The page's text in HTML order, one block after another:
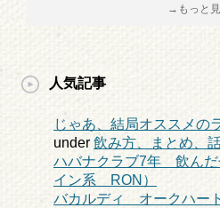
→もっと
人気記事
じゃあ、結局オススメの
under 飲み方、まとめ、
ハバナクラブ7年 飲んだ
イン系 RON）
バカルディ オークハー